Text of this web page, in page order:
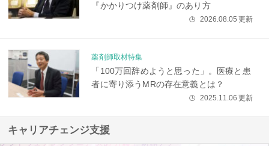
『かかりつけ薬剤師』のあり方
🕒 2026.08.05 更新
薬剤師取材特集
「100万回辞めようと思った」。医療と患
者に寄り添うMRの存在意義とは？
🕒 2025.11.06 更新
キャリアチェンジ支援